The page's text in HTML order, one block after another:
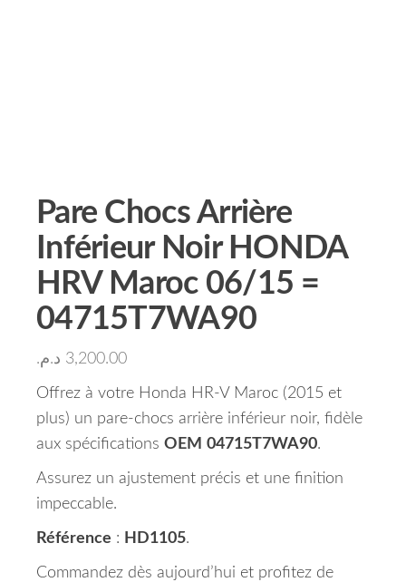
Pare Chocs Arrière
Inférieur Noir HONDA
HRV Maroc 06/15 =
04715T7WA90
3,200.00 د.م.
Offrez à votre Honda HR-V Maroc (2015 et
plus) un pare-chocs arrière inférieur noir, fidèle
aux spécifications OEM 04715T7WA90.
Assurez un ajustement précis et une finition
impeccable.
Référence : HD1105.
Commandez dès aujourd’hui et profitez de